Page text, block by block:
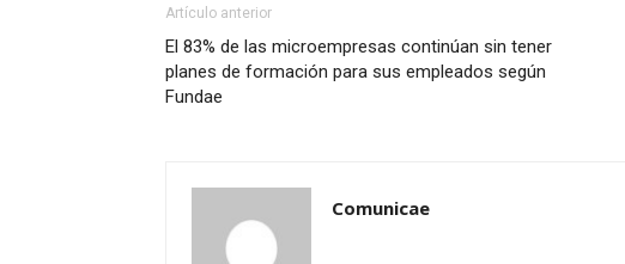
Artículo anterior
El 83% de las microempresas continúan sin tener
planes de formación para sus empleados según
Fundae
Comunicae